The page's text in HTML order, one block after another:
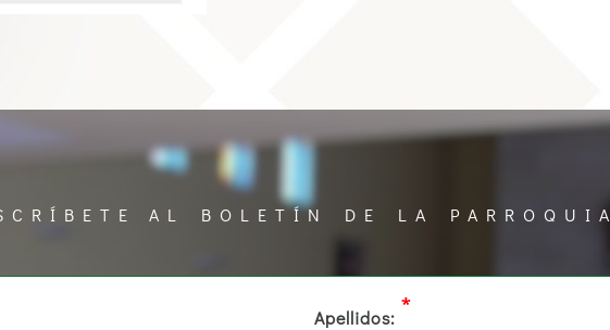
AL BOLETÍN DE LA PARROQUIA
Apellidos:
*